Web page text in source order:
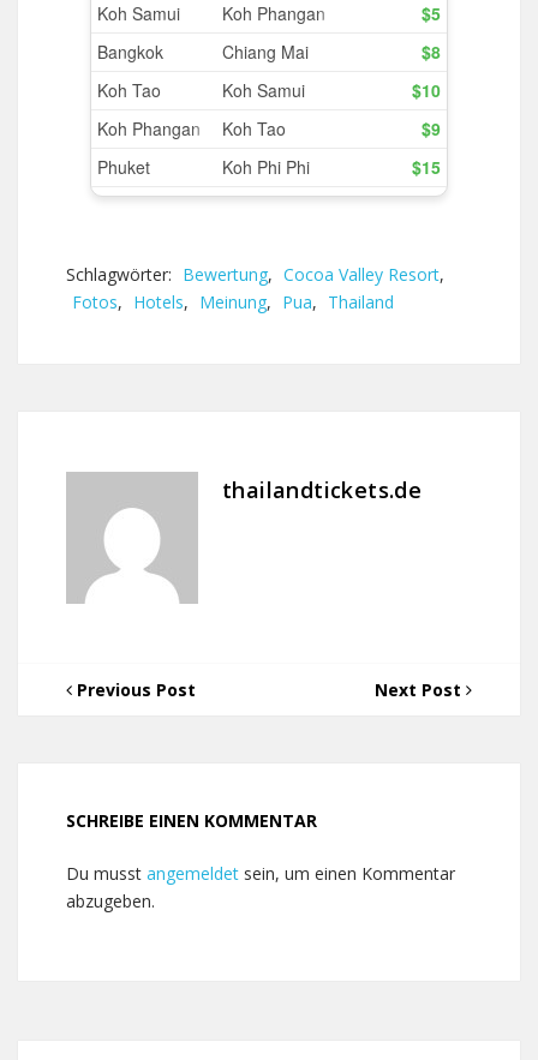
Schlagwörter: Bewertung, Cocoa Valley Resort,
Fotos, Hotels, Meinung, Pua, Thailand
thailandtickets.de
Previous Post Next Post
SCHREIBE EINEN KOMMENTAR
Du musst angemeldet sein, um einen Kommentar
abzugeben.